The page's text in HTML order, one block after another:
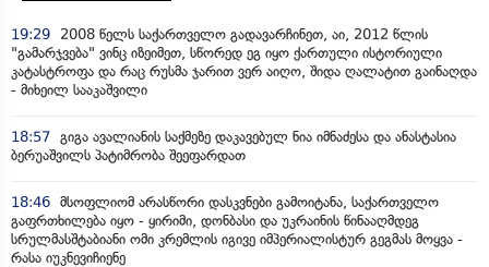
19:29
2008 წელს საქართველო გადავარჩინეთ, აი, 2012 წლის
"გამარჯვება" ვინც იზეიმეთ, სწორედ ეგ იყო ქართული ისტორიული
კატასტროფა და რაც რუსმა ჯარით ვერ აიღო, შიდა ღალატით გაინაღდა
- მიხეილ სააკაშვილი
18:57 გიგა ავალიანის საქმეზე დაკავებულ ნია იმნაძესა და ანასტასია
ბერუაშვილს პატიმრობა შეეფარდათ
18:46 მსოფლიომ არასწორი დასკვნები გამოიტანა, საქართველო
გაფრთხილება იყო - ყირიმი, დონბასი და უკრაინის წინააღმდეგ
სრულმასშტაბიანი ომი კრემლის იგივე იმპერიალისტურ გეგმას მოყვა -
რასა იუკნევიჩიენე